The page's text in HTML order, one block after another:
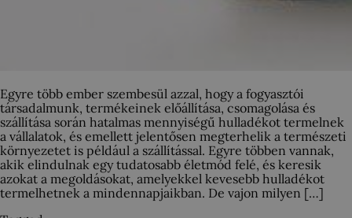
Egyre több ember szembesül azzal, hogy a fogyasztói
társadalmunk, termékeinek előállítása, csomagolása és
szállítása során hatalmas mennyiségű hulladékot termelnek
a vállalatok, és emellett jelentősen megterhelik a természeti
környezetet is például a szállítással. Egyre többen vannak,
akik elindulnak egy tudatosabb életmód felé, és keresik
azokat a megoldásokat, amelyekkel kevesebb hulladékot
termelhetnek a mindennapjaikban. De vajon milyen […]